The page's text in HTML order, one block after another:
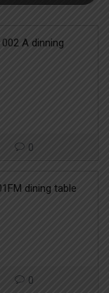
A dinning
0
dining table
0